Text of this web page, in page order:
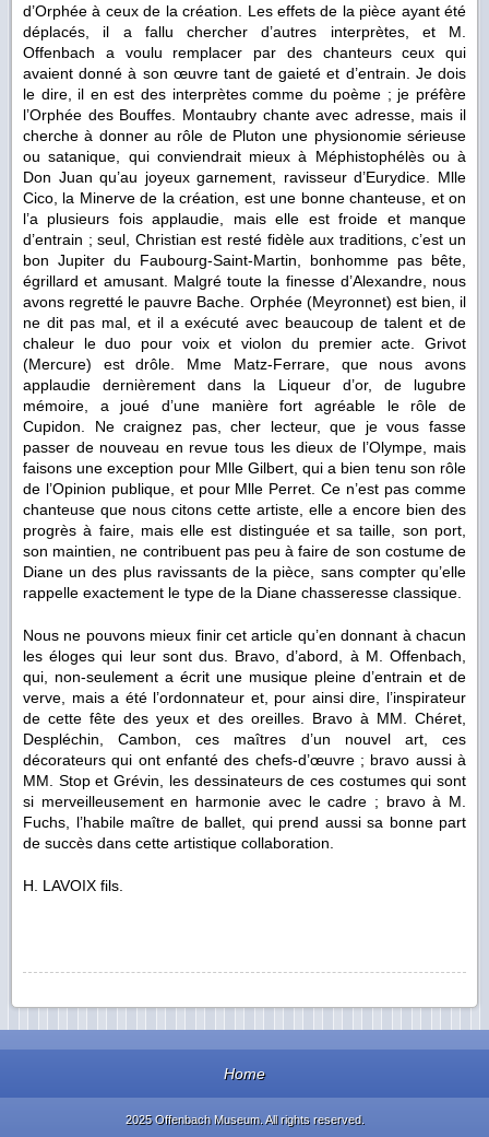
d’Orphée à ceux de la création. Les effets de la pièce ayant été
déplacés, il a fallu chercher d’autres interprètes, et M.
Offenbach a voulu remplacer par des chanteurs ceux qui
avaient donné à son œuvre tant de gaieté et d’entrain. Je dois
le dire, il en est des interprètes comme du poème ; je préfère
l’Orphée des Bouffes. Montaubry chante avec adresse, mais il
cherche à donner au rôle de Pluton une physionomie sérieuse
ou satanique, qui conviendrait mieux à Méphistophélès ou à
Don Juan qu’au joyeux garnement, ravisseur d’Eurydice. Mlle
Cico, la Minerve de la création, est une bonne chanteuse, et on
l’a plusieurs fois applaudie, mais elle est froide et manque
d’entrain ; seul, Christian est resté fidèle aux traditions, c’est un
bon Jupiter du Faubourg-Saint-Martin, bonhomme pas bête,
égrillard et amusant. Malgré toute la finesse d’Alexandre, nous
avons regretté le pauvre Bache. Orphée (Meyronnet) est bien, il
ne dit pas mal, et il a exécuté avec beaucoup de talent et de
chaleur le duo pour voix et violon du premier acte. Grivot
(Mercure) est drôle. Mme Matz-Ferrare, que nous avons
applaudie dernièrement dans la Liqueur d’or, de lugubre
mémoire, a joué d’une manière fort agréable le rôle de
Cupidon. Ne craignez pas, cher lecteur, que je vous fasse
passer de nouveau en revue tous les dieux de l’Olympe, mais
faisons une exception pour Mlle Gilbert, qui a bien tenu son rôle
de l’Opinion publique, et pour Mlle Perret. Ce n’est pas comme
chanteuse que nous citons cette artiste, elle a encore bien des
progrès à faire, mais elle est distinguée et sa taille, son port,
son maintien, ne contribuent pas peu à faire de son costume de
Diane un des plus ravissants de la pièce, sans compter qu’elle
rappelle exactement le type de la Diane chasseresse classique.
Nous ne pouvons mieux finir cet article qu’en donnant à chacun
les éloges qui leur sont dus. Bravo, d’abord, à M. Offenbach,
qui, non-seulement a écrit une musique pleine d’entrain et de
verve, mais a été l’ordonnateur et, pour ainsi dire, l’inspirateur
de cette fête des yeux et des oreilles. Bravo à MM. Chéret,
Despléchin, Cambon, ces maîtres d’un nouvel art, ces
décorateurs qui ont enfanté des chefs-d’œuvre ; bravo aussi à
MM. Stop et Grévin, les dessinateurs de ces costumes qui sont
si merveilleusement en harmonie avec le cadre ; bravo à M.
Fuchs, l’habile maître de ballet, qui prend aussi sa bonne part
de succès dans cette artistique collaboration.
H. LAVOIX fils.
Home
2025 Offenbach Museum. All rights reserved.